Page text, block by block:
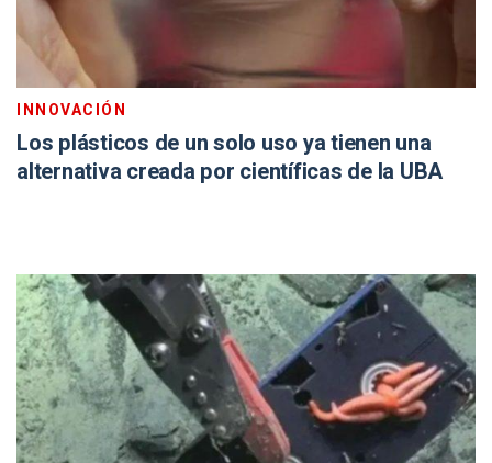
INNOVACIÓN
Los plásticos de un solo uso ya tienen una
alternativa creada por científicas de la UBA